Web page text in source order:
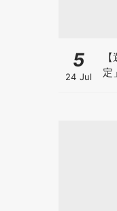
5
24 Jul
定